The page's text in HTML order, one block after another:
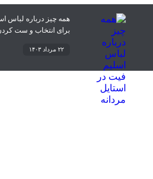
همه چیز درباره لباس
برای انتخاب و ست
۲۲ مرداد ۱۴۰۳